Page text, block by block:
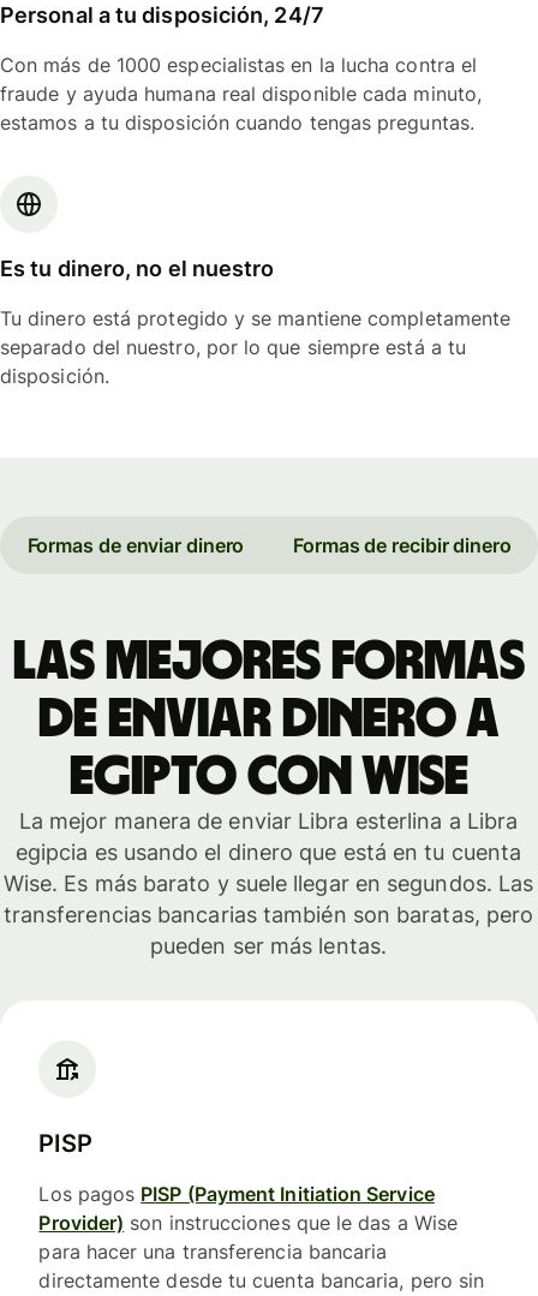
Personal a tu disposición, 24/7
Con más de 1000 especialistas en la lucha contra el
fraude y ayuda humana real disponible cada minuto,
estamos a tu disposición cuando tengas preguntas.
Es tu dinero, no el nuestro
Tu dinero está protegido y se mantiene completamente
separado del nuestro, por lo que siempre está a tu
disposición.
Formas de enviar dinero Formas de recibir dinero
Las mejores formas
de enviar dinero a
Egipto con Wise
La mejor manera de enviar Libra esterlina a Libra
egipcia es usando el dinero que está en tu cuenta
Wise. Es más barato y suele llegar en segundos. Las
transferencias bancarias también son baratas, pero
pueden ser más lentas.
PISP
Los pagos PISP (Payment Initiation Service
Provider) son instrucciones que le das a Wise
para hacer una transferencia bancaria
directamente desde tu cuenta bancaria, pero sin